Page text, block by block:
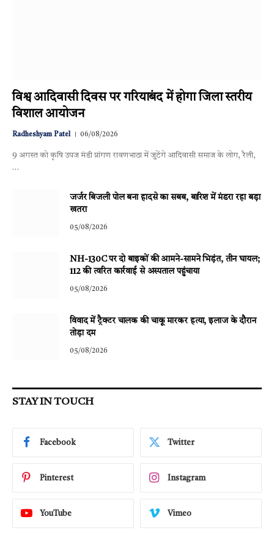
विश्व आदिवासी दिवस पर गरियाबंद में होगा जिला स्तरीय
विशाल आयोजन
Radheshyam Patel 06/08/2026
9 अगस्त को कृषि उपज मंडी प्रांगण रावणभाठा में जुटेंगे आदिवासी समाज के लोग, रैली,
…
जर्जर बिजली पोल बना हादसे का सबब, बारिश में मंडरा रहा बड़ा
खतरा
05/08/2026
NH-130C पर दो बाइकों की आमने-सामने भिड़ंत, तीन घायल;
112 की त्वरित कार्रवाई से अस्पताल पहुंचाया
05/08/2026
विवाद में ट्रैक्टर चालक की चाकू मारकर हत्या, इलाज के दौरान
तोड़ा दम
05/08/2026
STAY IN TOUCH
Facebook Twitter
Pinterest Instagram
YouTube Vimeo